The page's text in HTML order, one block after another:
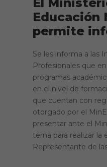
El
Educación
permite
Se les informa a las
Profesionales que
programas
en el nivel de
que cuentan con
otorgado por el
presentar ante el
terna para realizar la
Representante de